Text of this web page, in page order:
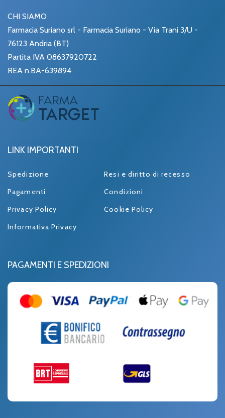
CHI SIAMO
Farmacia Suriano srl - Farmacia Suriano - Via Trani 3/U -
76123 Andria (BT)
Partita IVA 08637920722
REA n.BA-639894
LINK IMPORTANTI
Spedizione
Resi e diritto di recesso
Pagamenti
Condizioni
Privacy Policy
Cookie Policy
Informativa Privacy
PAGAMENTI E SPEDIZIONI